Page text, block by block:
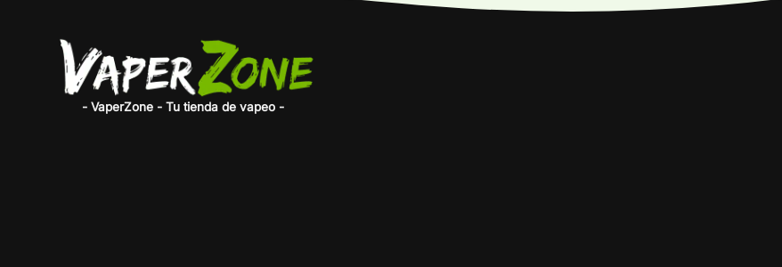
- VaperZone - Tu tienda de vapeo -